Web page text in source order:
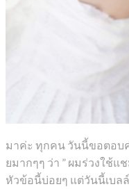
มาค่ะ ทุกคน วันนี้ขอตอบ
ยมากๆๆ ว่า ” ผมร่วงใช้แ
หัวข้อนี้บ่อยๆ แต่วันนี้เบ